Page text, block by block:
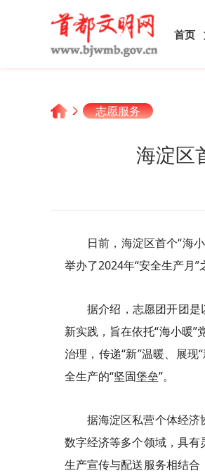
首页
志愿服务
海淀区
日前，海淀区首个“海
举办了2024年“安全生产月”
据介绍，志愿团开团是
新实践，旨在依托“海小暖
治理，传递“新”温暖、展
全生产的“坚固堡垒”。
据海淀区私营个体经济
数字经济等多个领域，具
生产宣传与配送服务相结